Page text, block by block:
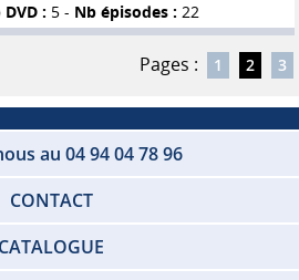
DVD : 5 - Nb épisodes : 22
Pages : 1 2 3
au 04 94 04 78 96
CONTACT
CATALOGUE